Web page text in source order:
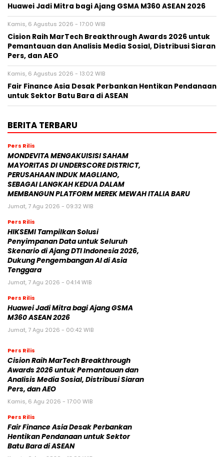
Huawei Jadi Mitra bagi Ajang GSMA M360 ASEAN 2026
Kamis, 6 Agustus 2026 - 17:00 WIB
Cision Raih MarTech Breakthrough Awards 2026 untuk
Pemantauan dan Analisis Media Sosial, Distribusi Siaran
Pers, dan AEO
Kamis, 6 Agustus 2026 - 13:02 WIB
Fair Finance Asia Desak Perbankan Hentikan Pendanaan
untuk Sektor Batu Bara di ASEAN
BERITA TERBARU
Pers Rilis
MONDEVITA MENGAKUISISI SAHAM
MAYORITAS DI UNDERSCORE DISTRICT,
PERUSAHAAN INDUK MAGLIANO,
SEBAGAI LANGKAH KEDUA DALAM
MEMBANGUN PLATFORM MEREK MEWAH ITALIA BARU
Jumat, 7 Agu 2026 - 09:32 WIB
Pers Rilis
HIKSEMI Tampilkan Solusi
Penyimpanan Data untuk Seluruh
Skenario di Ajang DTI Indonesia 2026,
Dukung Pengembangan AI di Asia
Tenggara
Jumat, 7 Agu 2026 - 04:14 WIB
Pers Rilis
Huawei Jadi Mitra bagi Ajang GSMA
M360 ASEAN 2026
Jumat, 7 Agu 2026 - 00:42 WIB
Pers Rilis
Cision Raih MarTech Breakthrough
Awards 2026 untuk Pemantauan dan
Analisis Media Sosial, Distribusi Siaran
Pers, dan AEO
Kamis, 6 Agu 2026 - 17:00 WIB
Pers Rilis
Fair Finance Asia Desak Perbankan
Hentikan Pendanaan untuk Sektor
Batu Bara di ASEAN